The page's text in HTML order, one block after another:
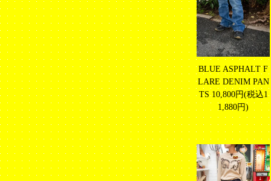
BLUE ASPHALT F
LARE DENIM PAN
TS 10,800円(税込1
1,880円)